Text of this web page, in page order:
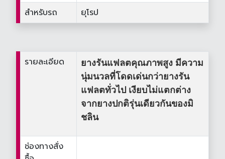
สำหรับรถ
ยุโรป
รายละเอียด
ยางรันแฟลตคุณภาพสูง มีความ
นุ่มนวลที่โดดเด่นกว่ายางรัน
แฟลตทั่วไป เงียบไม่แตกต่าง
จากยางปกติรุ่นเดียวกันของมิ
ชลิน
ช่องทางสั่ง